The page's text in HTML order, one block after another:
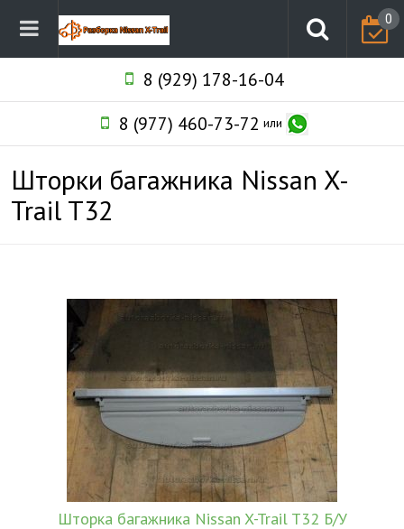
0
8 (929) 178-16-04
8 (977) 460-73-72 или
Шторки багажника Nissan X-
Trail T32
Шторка багажника Nissan X-Trail T32 Б/У